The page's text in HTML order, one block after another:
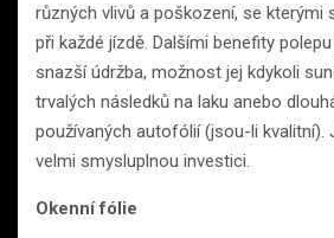
různých vlivů a poškození, se kterými
při každé jízdě. Dalšími benefity
snazší údržba, možnost jej kdykoli
trvalých následků na laku anebo
používaných autofólií (jsou-li kvalitní).
velmi smysluplnou investici.
Okenní fólie